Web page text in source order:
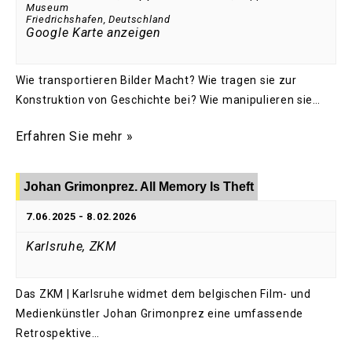
Museum
Friedrichshafen, Deutschland
Google Karte anzeigen
Wie transportieren Bilder Macht? Wie tragen sie zur
Konstruktion von Geschichte bei? Wie manipulieren sie…
Erfahren Sie mehr »
Johan Grimonprez. All Memory Is Theft
7.06.2025 - 8.02.2026
Karlsruhe, ZKM
Das ZKM | Karlsruhe widmet dem belgischen Film- und
Medienkünstler Johan Grimonprez eine umfassende
Retrospektive…